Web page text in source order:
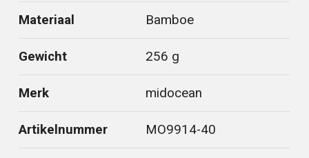
Materiaal Bamboe
Gewicht 256 g
Merk midocean
Artikelnummer MO9914-40